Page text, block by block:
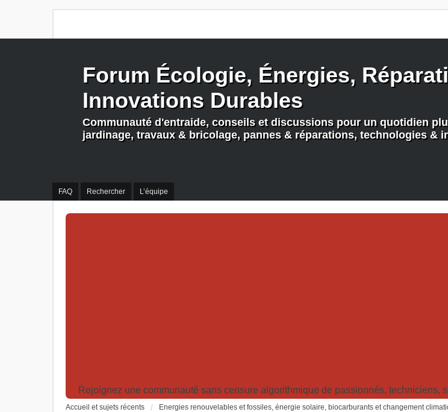
FAQ Rechercher L’équipe
Forum Écologie, Énergies,
Innovations Durables
Communauté d'entraide, conseils et discussions pour un quotidien
jardinage, travaux & bricolage, pannes & réparations, technologies &
Rejoignez une communauté sans censure algorithmique de passionnés,
Accueil et sujets récents Energies renouvelables et fossiles, énergie solaire, biocarburants et changement